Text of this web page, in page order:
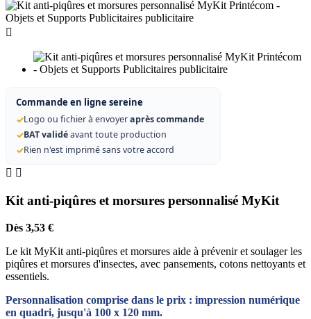

Commande en ligne sereine
✓Logo ou fichier à envoyeraprès commande
✓BAT validéavant toute production
✓Rien n'est imprimé sans votre accord
 
Kit anti-piqûres et morsures personnalisé MyKit
Dès 3,53 €
Le kit MyKit anti-piqûres et morsures aide à prévenir et soulager les
piqûres et morsures d'insectes, avec pansements, cotons nettoyants et
essentiels.
Personnalisation comprise dans le prix : impression numérique
en quadri, jusqu'à 100 x 120 mm.